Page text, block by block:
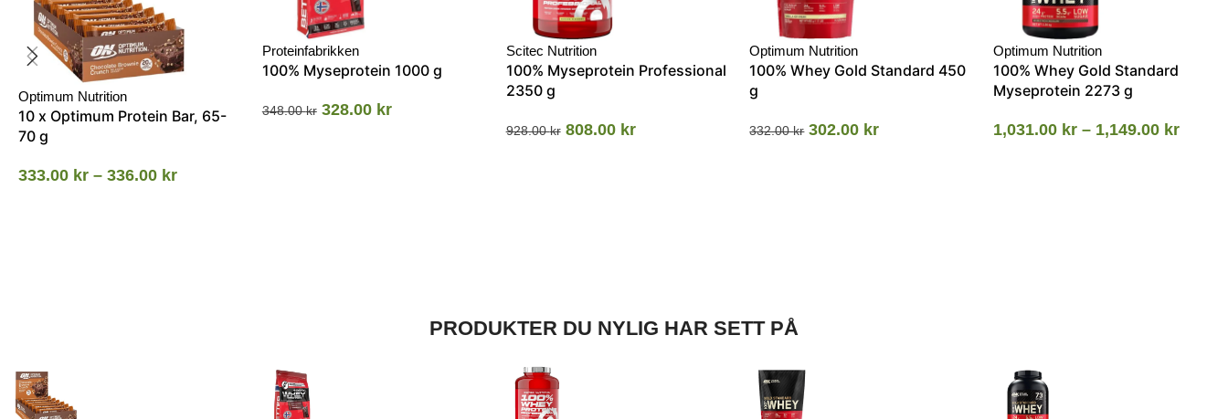
Optimum Nutrition
10 x Optimum Protein Bar, 65-
70 g
333.00 kr – 336.00 kr
Proteinfabrikken
100% Myseprotein 1000 g
348.00kr 328.00 kr
Scitec Nutrition
100% Myseprotein Professional
2350 g
928.00kr 808.00 kr
Optimum Nutrition
100% Whey Gold Standard 450
g
332.00kr 302.00 kr
Optimum Nutrition
100% Whey Gold Standard
Myseprotein 2273 g
1,031.00 kr – 1,149.00 kr
PRODUKTER DU NYLIG HAR SETT PÅ